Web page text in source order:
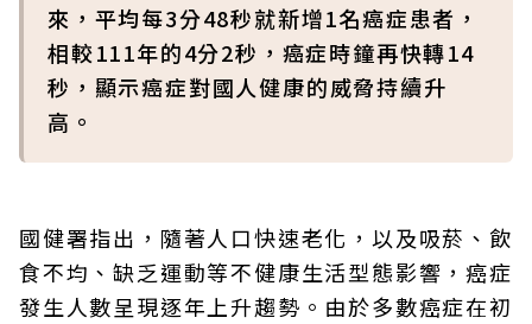
來，平均每3分48秒就新增1名癌症患者，
相較111年的4分2秒，癌症時鐘再快轉14
秒，顯示癌症對國人健康的威脅持續升
高。
國健署指出，隨著人口快速老化，以及吸菸、飲
食不均、缺乏運動等不健康生活型態影響，癌症
發生人數呈現逐年上升趨勢。由於多數癌症在初